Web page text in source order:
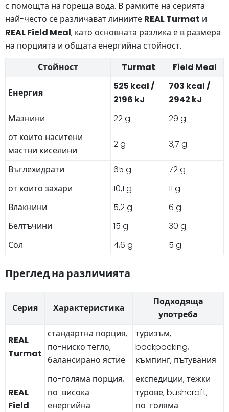
с помощта на гореща вода. В рамките на серията
най-често се различават линиите REAL Turmat и
REAL Field Meal, като основната разлика е в размера
на порцията и общата енергийна стойност.
Стойност
Turmat Field Meal
Енергия
525 kcal /
2196 kJ
703 kcal /
2942 kJ
Мазнини
22 g
29 g
от които наситени
мастни киселини
2 g 3,7 g
Въглехидрати 65 g
72 g
от които захари
10,1 g
11 g
Влакнини
5,2 g
6 g
Белтъчини
15 g
30 g
Сол
4,6 g 5 g
Преглед на различията
Серия Характеристика
Подходяща
употреба
REAL
Turmat
стандартна порция,
по-ниско тегло,
балансирано ястие
туризъм,
backpacking,
къмпинг, пътувания
REAL
Field
по-голяма порция,
по-висока
енергийна
експедиции, тежки
турове, bushcraft,
по-голяма